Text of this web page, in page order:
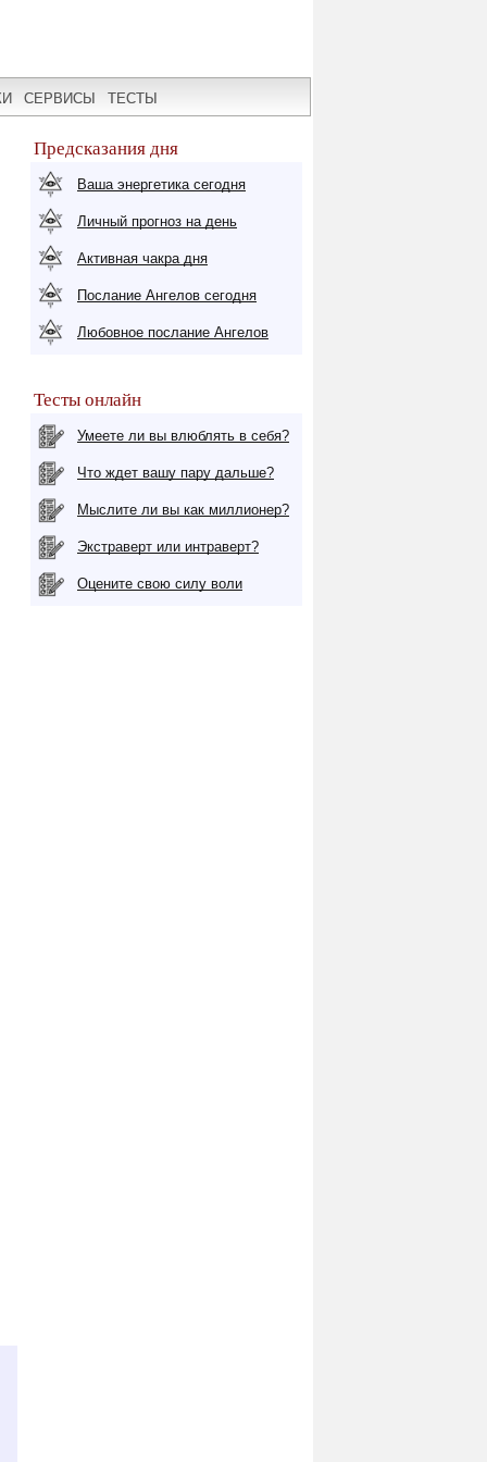
СЕРВИСЫ ТЕСТЫ
Предсказания дня
Ваша энергетика сегодня
Личный прогноз на день
Активная чакра дня
Послание Ангелов сегодня
Любовное послание Ангелов
Тесты онлайн
Умеете ли вы влюблять в себя?
Что ждет вашу пару дальше?
Мыслите ли вы как миллионер?
Экстраверт или интраверт?
Оцените свою силу воли